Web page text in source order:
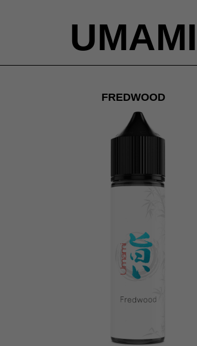
UMAMI
FREDWOOD